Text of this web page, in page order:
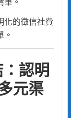
化的徵信社費
認明
元渠